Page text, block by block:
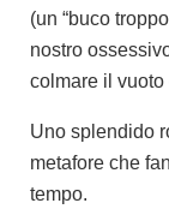
(un “buco
nostro
colmare il vuoto
Uno splendido
metafore che
tempo.